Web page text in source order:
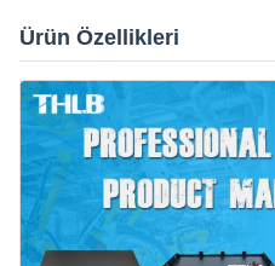
Ürün Özellikleri